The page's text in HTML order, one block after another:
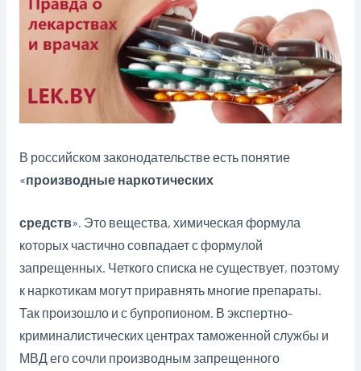
В российском законодательстве есть понятие
«производные наркотических
средств». Это вещества, химическая формула
которых частично совпадает с формулой
запрещенных. Четкого списка не существует, поэтому
к наркотикам могут приравнять многие препараты.
Так произошло и с бупропионом. В экспертно-
криминалистических центрах таможенной службы и
МВД его сочли производным запрещенного